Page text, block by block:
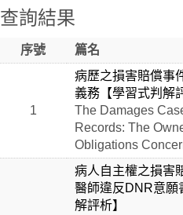
查詢結果
序號 篇名
1
病歷之損害賠償事
義務【學習式判解
The Damages
Records: The
Obligations
病人自主權之損害
醫師違反DNR意願
解評析】